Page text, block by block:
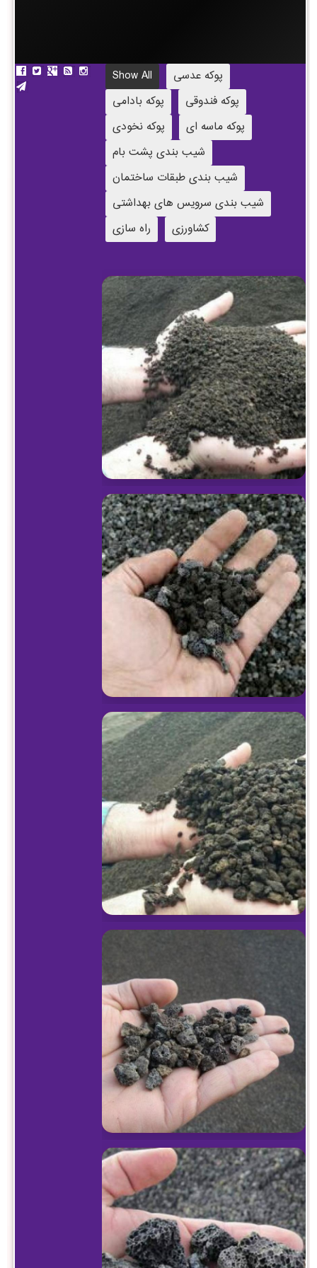
Show All
پوکه عدسی
پوکه بادامی
پوکه فندوقی
پوکه نخودی
پوکه ماسه ای
شیب بندی پشت بام
شیب بندی طبقات ساختمان
شیب بندی سرویس های بهداشتی
راه سازی
کشاورزی